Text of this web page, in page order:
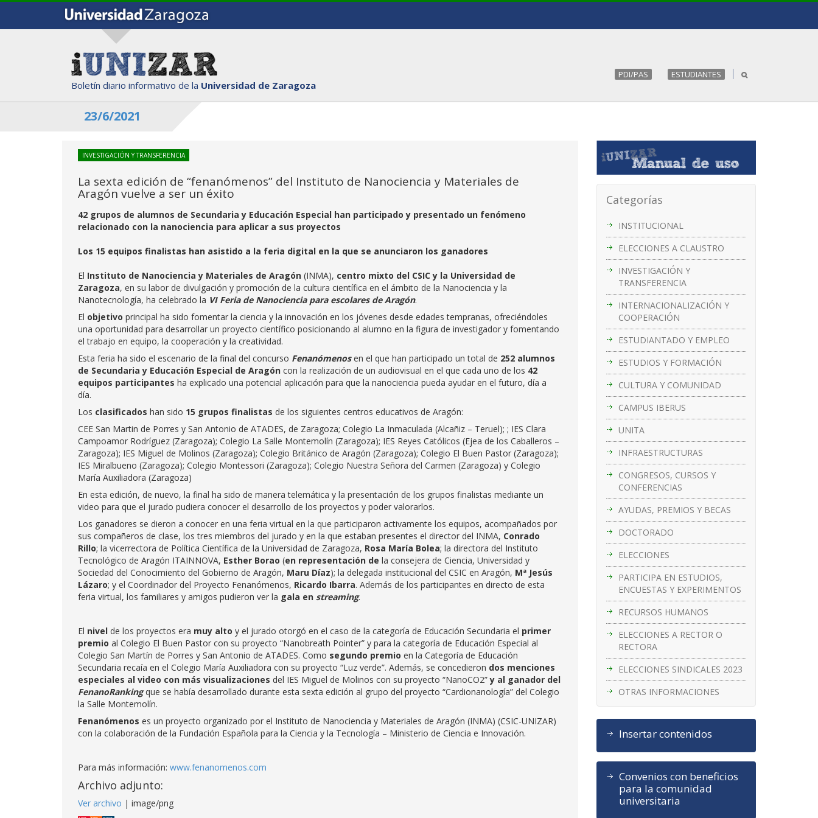
Boletín diario informativo de la Universidad de Zaragoza
PDI/PAS ESTUDIANTES
23/6/2021
Categorías
INSTITUCIONAL
ELECCIONES A CLAUSTRO
INVESTIGACIÓN Y
TRANSFERENCIA
INTERNACIONALIZACIÓN Y
COOPERACIÓN
ESTUDIANTADO Y EMPLEO
ESTUDIOS Y FORMACIÓN
CULTURA Y COMUNIDAD
CAMPUS IBERUS
UNITA
INFRAESTRUCTURAS
CONGRESOS, CURSOS Y
CONFERENCIAS
AYUDAS, PREMIOS Y BECAS
DOCTORADO
ELECCIONES
PARTICIPA EN ESTUDIOS,
ENCUESTAS Y EXPERIMENTOS
RECURSOS HUMANOS
ELECCIONES A RECTOR O
RECTORA
ELECCIONES SINDICALES 2023
OTRAS INFORMACIONES
Insertar contenidos
Convenios con beneficios
para la comunidad
universitaria
INVESTIGACIÓN Y TRANSFERENCIA
La sexta edición de “fenanómenos” del Instituto de Nanociencia y Materiales de
Aragón vuelve a ser un éxito
42 grupos de alumnos de Secundaria y Educación Especial han participado y presentado un fenómeno
relacionado con la nanociencia para aplicar a sus proyectos
Los 15 equipos finalistas han asistido a la feria digital en la que se anunciaron los ganadores
El Instituto de Nanociencia y Materiales de Aragón (INMA), centro mixto del CSIC y la Universidad de
Zaragoza, en su labor de divulgación y promoción de la cultura científica en el ámbito de la Nanociencia y la
Nanotecnología, ha celebrado la VI Feria de Nanociencia para escolares de Aragón.
El objetivo principal ha sido fomentar la ciencia y la innovación en los jóvenes desde edades tempranas, ofreciéndoles
una oportunidad para desarrollar un proyecto científico posicionando al alumno en la figura de investigador y fomentando
el trabajo en equipo, la cooperación y la creatividad.
Esta feria ha sido el escenario de la final del concurso Fenanómenosen el que han participado un total de 252 alumnos
de Secundaria y Educación Especial de Aragón con la realización de un audiovisual en el que cada uno de los 42
equipos participantes ha explicado una potencial aplicación para que la nanociencia pueda ayudar en el futuro, día a
día.
Los clasificados han sido 15 grupos finalistas de los siguientes centros educativos de Aragón:
CEE San Martin de Porres y San Antonio de ATADES, de Zaragoza; Colegio La Inmaculada (Alcañiz – Teruel); ; IES Clara
Campoamor Rodríguez (Zaragoza); Colegio La Salle Montemolín (Zaragoza); IES Reyes Católicos (Ejea de los Caballeros –
Zaragoza); IES Miguel de Molinos (Zaragoza); Colegio Británico de Aragón (Zaragoza); Colegio El Buen Pastor (Zaragoza);
IES Miralbueno (Zaragoza); Colegio Montessori (Zaragoza); Colegio Nuestra Señora del Carmen (Zaragoza) y Colegio
María Auxiliadora (Zaragoza)
En esta edición, de nuevo, la final ha sido de manera telemática y la presentación de los grupos finalistas mediante un
video para que el jurado pudiera conocer el desarrollo de los proyectos y poder valorarlos.
Los ganadores se dieron a conocer en una feria virtual en la que participaron activamente los equipos, acompañados por
sus compañeros de clase, los tres miembros del jurado y en la que estaban presentes el director del INMA, Conrado
Rillo; la vicerrectora de Política Científica de la Universidad de Zaragoza, Rosa María Bolea; la directora del Instituto
Tecnológico de Aragón ITAINNOVA, Esther Borao (en representación de la consejera de Ciencia, Universidad y
Sociedad del Conocimiento del Gobierno de Aragón, Maru Díaz); la delegada institucional del CSIC en Aragón, Mª Jesús
Lázaro; y el Coordinador del Proyecto Fenanómenos, Ricardo Ibarra. Además de los participantes en directo de esta
feria virtual, los familiares y amigos pudieron ver la gala en streaming.
El nivel de los proyectos era muy alto y el jurado otorgó en el caso de la categoría de Educación Secundaria el primer
premio al Colegio El Buen Pastor con su proyecto “Nanobreath Pointer” y para la categoría de Educación Especial al
Colegio San Martín de Porres y San Antonio de ATADES. Como segundo premio en la Categoría de Educación
Secundaria recaía en el Colegio María Auxiliadora con su proyecto “Luz verde”. Además, se concedieron dos menciones
especiales al video con más visualizaciones del IES Miguel de Molinos con su proyecto “NanoCO2”y al ganador del
FenanoRankingque se había desarrollado durante esta sexta edición al grupo del proyecto “Cardionanología” del Colegio
la Salle Montemolín.
Fenanómenos es un proyecto organizado por el Instituto de Nanociencia y Materiales de Aragón (INMA) (CSIC-UNIZAR)
con la colaboración de la Fundación Española para la Ciencia y la Tecnología – Ministerio de Ciencia e Innovación.
Para más información: www.fenanomenos.com
Archivo adjunto:
Ver archivo | image/png